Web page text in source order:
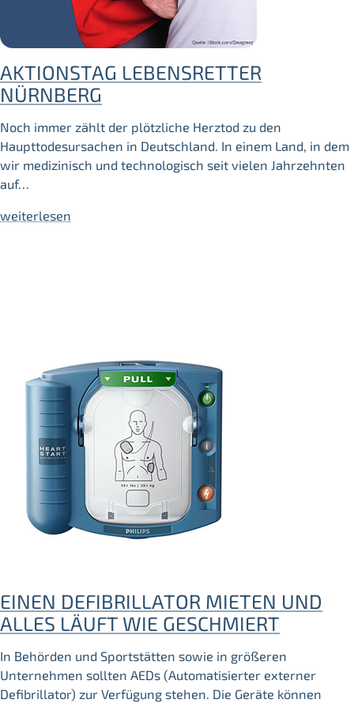
AKTIONSTAG LEBENSRETTER
NÜRNBERG
Noch immer zählt der plötzliche Herztod zu den
Haupttodesursachen in Deutschland. In einem Land, in dem
wir medizinisch und technologisch seit vielen Jahrzehnten
auf…
weiterlesen
EINEN DEFIBRILLATOR MIETEN UND
ALLES LÄUFT WIE GESCHMIERT
In Behörden und Sportstätten sowie in größeren
Unternehmen sollten AEDs (Automatisierter externer
Defibrillator) zur Verfügung stehen. Die Geräte können